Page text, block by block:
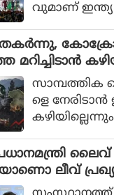
വുമാണ് ഇന്ത്യ
മറിച്ചിടാന്‍
ആഭ്യന്തര
നഖ്വി
സാമ്പത്തിക
ളെ
മൊഹ്സിന്‍
വ്യാഴാഴ്ച
സേനാ
ലീവ്
ജില്ലാ